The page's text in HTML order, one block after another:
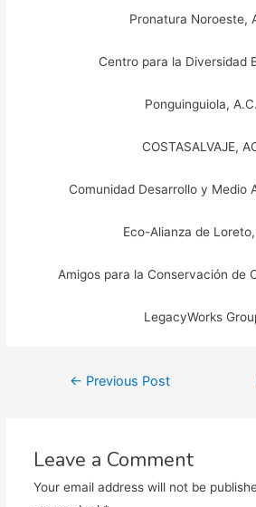
Pronatura Noroeste,
Centro para la Diversidad
Ponguinguiola, A.C.
COSTASALVAJE,
Comunidad Desarrollo y Medio
Eco-Alianza de
Amigos para la Conservación de
LegacyWorks
Post← Previous Post
Leave a Comment
Your email address will not be